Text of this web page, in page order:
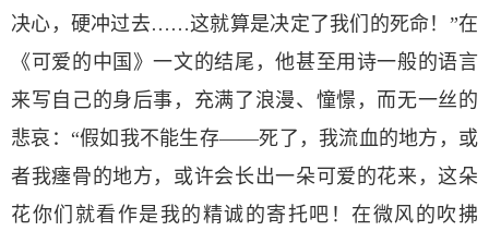
决心，硬冲过去……这就算是决定了我们的死命！”在
《可爱的中国》一文的结尾，他甚至用诗一般的语言
来写自己的身后事，充满了浪漫、憧憬，而无一丝的
悲哀：“假如我不能生存——死了，我流血的地方，或
者我瘗骨的地方，或许会长出一朵可爱的花来，这朵
花你们就看作是我的精诚的寄托吧！在微风的吹拂